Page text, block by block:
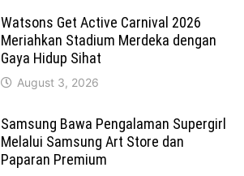
Watsons Get Active Carnival 2026
Meriahkan Stadium Merdeka dengan
Gaya Hidup Sihat
August 3, 2026
Samsung Bawa Pengalaman Supergirl
Melalui Samsung Art Store dan
Paparan Premium